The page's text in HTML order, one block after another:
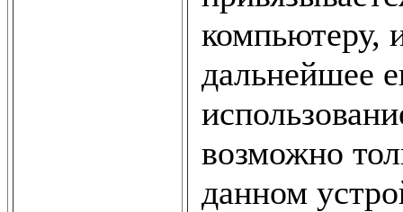
компьютеру,
дальнейшее
возможно
данном